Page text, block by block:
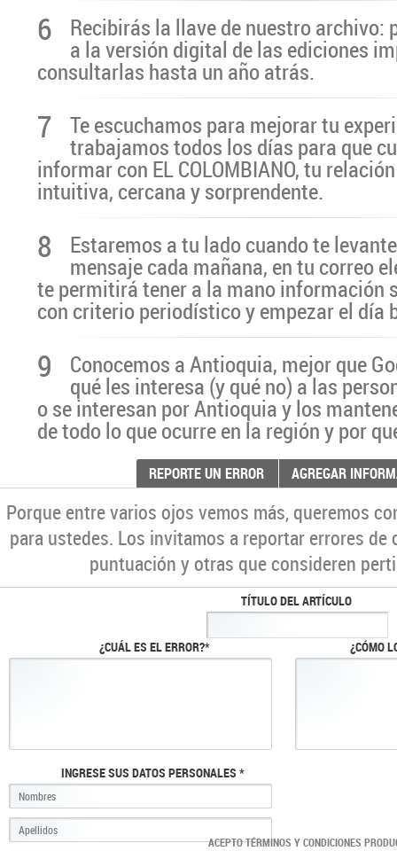
6 Recibirás la llave de nuestro archivo:
a la versión digital de las ediciones
consultarlas hasta un año atrás.
7 Te escuchamos para mejorar tu
trabajamos todos los días para que
informar con EL COLOMBIANO, tu
intuitiva, cercana y sorprendente.
8 Estaremos a tu lado cuando te
mensaje cada mañana, en tu correo
te permitirá tener a la mano información
con criterio periodístico y empezar el día
9 Conocemos a Antioquia, mejor que
qué les interesa (y qué no) a las
o se interesan por Antioquia y los
de todo lo que ocurre en la región y por
REPORTE UN ERROR AGREGAR
Porque entre varios ojos vemos más, queremos
para ustedes. Los invitamos a reportar errores
puntuación y otras que consideren
TÍTULO DEL ARTÍCULO
¿CUÁL ES EL ERROR?* ¿CÓMO
INGRESE SUS DATOS PERSONALES *
ACEPTO TÉRMINOS Y CONDICIONES